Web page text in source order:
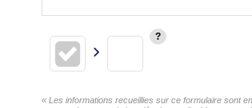
« Les informations recueillies sur ce formulaire sont